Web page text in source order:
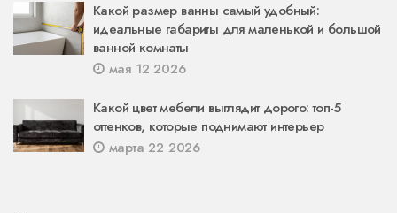
Какой размер ванны самый удобный:
идеальные габариты для маленькой и большой
ванной комнаты
мая 12 2026
Какой цвет мебели выглядит дорого: топ-5
оттенков, которые поднимают интерьер
марта 22 2026